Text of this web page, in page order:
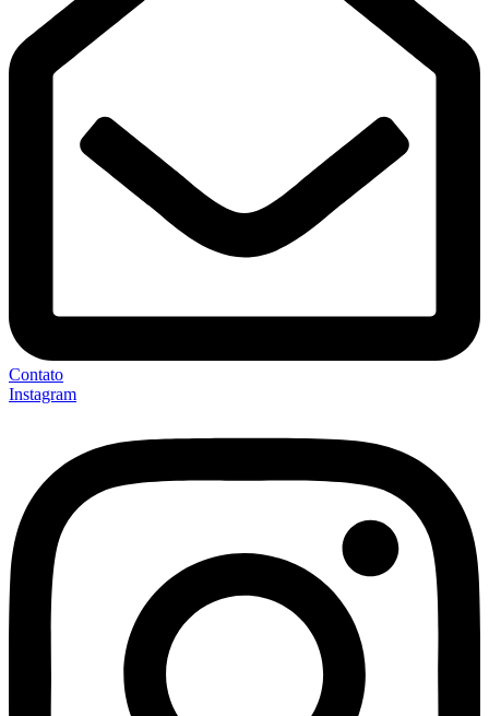
Contato
Instagram